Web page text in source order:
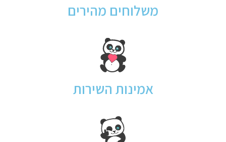
משלוחים מהירים
אמינות השירות